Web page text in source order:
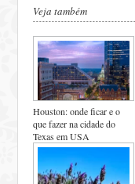
Veja também
Houston: onde ficar e o
que fazer na cidade do
Texas em USA